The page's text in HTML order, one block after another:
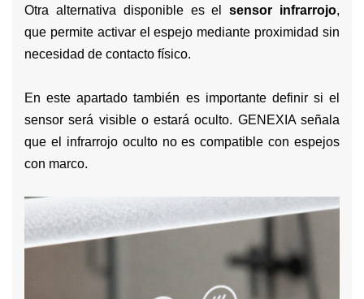
Otra alternativa disponible es elsensor infrarrojo,
que permite activar el espejo mediante proximidad sin
necesidad de contacto físico.
En este apartado también es importante definir si el
sensor será visible o estará oculto. GENEXIA señala
que el infrarrojo oculto no es compatible con espejos
con marco.